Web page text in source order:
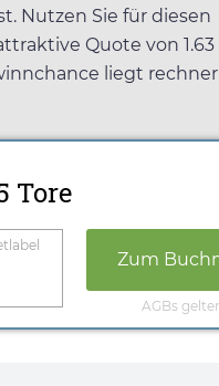
Nutzen Sie für diesen
Quote von 1.63
liegt
Tore
Zum
AGBs